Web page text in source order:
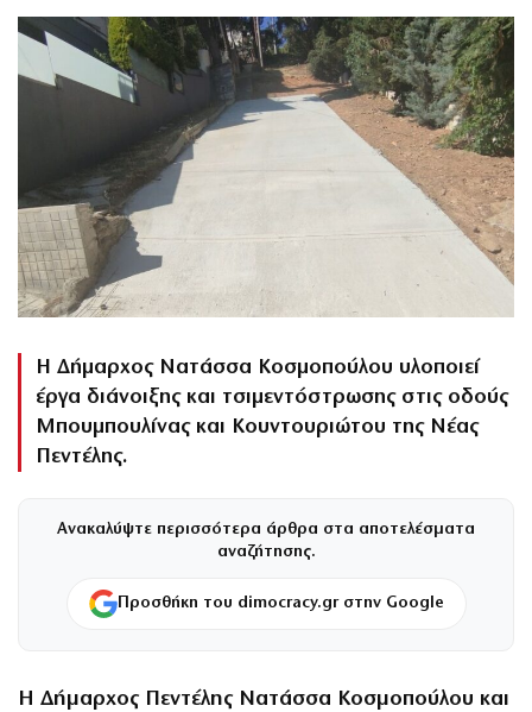
Η Δήμαρχος Νατάσσα Κοσμοπούλου υλοποιεί
έργα διάνοιξης και τσιμεντόστρωσης στις οδούς
Μπουμπουλίνας και Κουντουριώτου της Νέας
Πεντέλης.
Ανακαλύψτε περισσότερα άρθρα στα αποτελέσματα
αναζήτησης.
Προσθήκη του dimocracy.gr στην Google
Η Δήμαρχος Πεντέλης Νατάσσα Κοσμοπούλου και